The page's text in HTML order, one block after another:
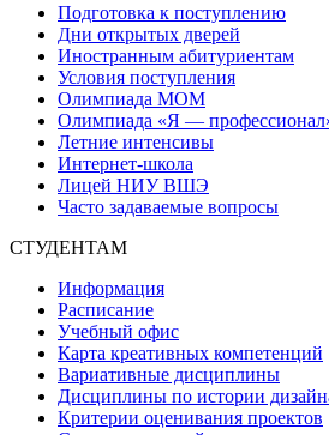
Подготовка к поступлению
Дни открытых дверей
Иностранным абитуриентам
Условия поступления
Олимпиада МОМ
Олимпиада «Я —
Летние интенсивы
Интернет-школа
Лицей НИУ ВШЭ
Часто задаваемые вопросы
СТУДЕНТАМ
Информация
Расписание
Учебный офис
Карта креативных компетенций
Вариативные дисциплины
Дисциплины по истории
Критерии оценивания проектов